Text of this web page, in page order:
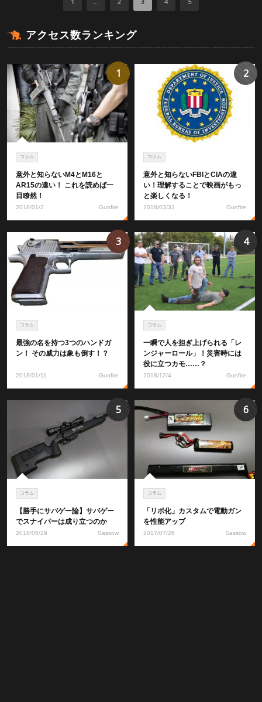
アクセス数ランキング
コラム
意外と知らないM4とM16と
AR15の違い！ これを読めば一
目瞭然！
2018/01/2 Gunfire
1
コラム
意外と知らないFBIとCIAの違
い！理解することで映画がもっ
と楽しくなる！
2018/03/31 Gunfire
2
コラム
最強の名を持つ3つのハンドガ
ン！ その威力は象も倒す！？
2018/01/11 Gunfire
3
コラム
一瞬で人を担ぎ上げられる「レ
ンジャーロール」！災害時には
役に立つカモ……？
2018/12/4 Gunfire
4
コラム
【勝手にサバゲー論】サバゲー
でスナイパーは成り立つのか
2018/05/29 Sassow
5
コラム
「リポ化」カスタムで電動ガン
を性能アップ
2017/07/26 Sassow
6